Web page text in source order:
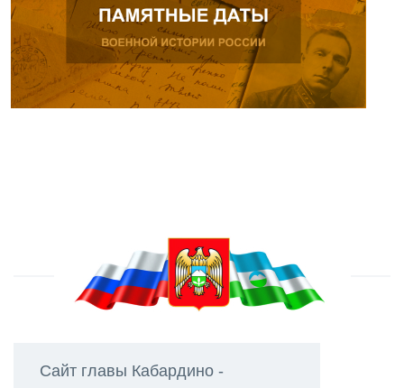
Сайт главы Кабардино -